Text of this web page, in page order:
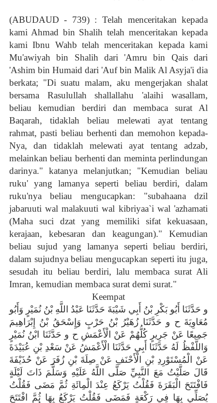
(ABUDAUD - 739) : Telah menceritakan kepada
kami Ahmad bin Shalih telah menceritakan kepada
kami Ibnu Wahb telah menceritakan kepada kami
Mu'awiyah bin Shalih dari 'Amru bin Qais dari
'Ashim bin Humaid dari 'Auf bin Malik Al Asyja'i dia
berkata; "Di suatu malam, aku mengerjakan shalat
bersama Rasulullah shallallahu 'alaihi wasallam,
beliau kemudian berdiri dan membaca surat Al
Baqarah, tidaklah beliau melewati ayat tentang
rahmat, pasti beliau berhenti dan memohon kepada-
Nya, dan tidaklah melewati ayat tentang adzab,
melainkan beliau berhenti dan meminta perlindungan
darinya." katanya melanjutkan; "Kemudian beliau
ruku' yang lamanya seperti beliau berdiri, dalam
ruku'nya beliau mengucapkan: "subahaana dzil
jabaruuti wal malakuuti wal kibriyaa`i wal 'azhamati
(Maha suci dzat yang memiliki sifat kekuasaan,
kerajaan, kebesaran dan keagungan)." Kemudian
beliau sujud yang lamanya seperti beliau berdiri,
dalam sujudnya beliau mengucapkan seperti itu juga,
sesudah itu beliau berdiri, lalu membaca surat Ali
Imran, kemudian membaca surat demi surat."
Keempat
و حَدَّثَنَا أَبُو بَكْرِ بْنُ أَبِي شَيْبَةَ حَدَّثَنَا عَبْدُ اللَّهِ بْنُ نُمَيْرٍ وَأَبُو
مُعَاوِيَةَ ح و حَدَّثَنَا زُهَيْرُ بْنُ حَرْبٍ وَإِسْحَقُ بْنُ إِبْرَاهِيمَ
جَمِيعًا عَنْ جَرِيرٍ كُلُّهُمْ عَنْ الْأَعْمَشِ ح و حَدَّثَنَا ابْنُ نُمَيْرٍ
وَاللَّفْظُ لَهُ حَدَّثَنَا أَبِي حَدَّثَنَا الْأَعْمَشُ عَنْ سَعْدِ بْنِ عُبَيْدَةَ
عَنْ الْمُسْتَوْرِدِ بْنِ الْأَحْنَفِ عَنْ صِلَةَ بْنِ زُفَرَ عَنْ حُذَيْفَةَ
قَالَ صَلَّيْتُ مَعَ النَّبِيِّ صَلَّى اللَّهُ عَلَيْهِ وَسَلَّمَ ذَاتَ لَيْلَةٍ
فَافْتَتَحَ الْبَقَرَةَ فَقُلْتُ يَرْكَعُ عِنْدَ الْمِائَةِ ثُمَّ مَضَى فَقُلْتُ
يُصَلِّي بِهَا فِي رَكْعَةٍ فَمَضَى فَقُلْتُ يَرْكَعُ بِهَا ثُمَّ افْتَتَحَ